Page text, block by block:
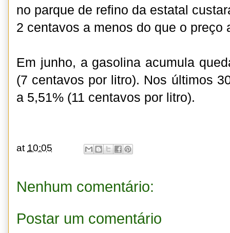
no parque de refino da estatal
2 centavos a menos do que o preço
Em junho, a gasolina acumula
(7 centavos por litro). Nos últimos
a 5,51% (11 centavos por litro).
at 10:05
Nenhum comentário:
Postar um comentário